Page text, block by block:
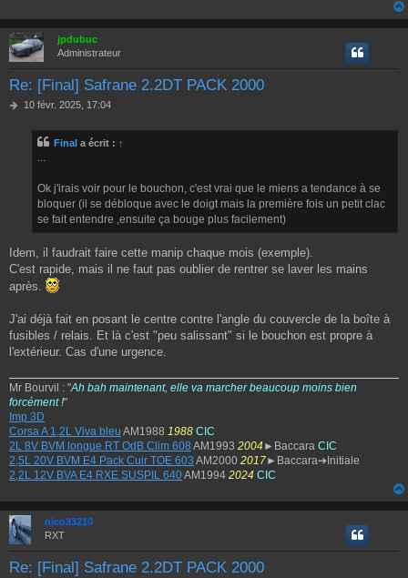
jpdubuc
Administrateur
Re: [Final] Safrane 2.2DT PACK 2000
M10 févr. 2025, 17:04
Final a écrit : ↑
...
Ok j'irais voir pour le bouchon, c'est vrai que le miens a tendance à se
bloquer (il se débloque avec le doigt mais la première fois un petit clac
se fait entendre ,ensuite ça bouge plus facilement)
Idem, il faudrait faire cette manip chaque mois (exemple).
C'est rapide, mais il ne faut pas oublier de rentrer se laver les mains
après.
J'ai déjà fait en posant le centre contre l'angle du couvercle de la boîte à
fusibles / relais. Et là c'est "peu salissant" si le bouchon est propre à
l'extérieur. Cas d'une urgence.
Mr Bourvil : "Ah bah maintenant, elle va marcher beaucoup moins bien
forcément !"
Imp 3D
Corsa A 1,2L Viva bleu AM1988 1988 CIC
2L 8V BVM longue RT OdB Clim 608 AM1993 2004 ►Baccara CIC
2,5L 20V BVM E4 Pack Cuir TOE 603 AM2000 2017►Baccara➔Initiale
2,2L 12V BVA E4 RXE SUSPIL 640AM1994 2024 CIC
nico33210
RXT
Re: [Final] Safrane 2.2DT PACK 2000